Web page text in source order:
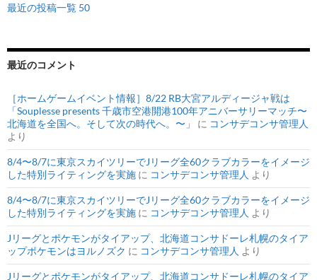
最近の投稿一覧 50
最近のコメント
［ホームゲームイベント情報］8/22 RB大宮アルディージャ戦は
「Souplesse presents 千歳市空港開港100年アニバーサリーマッチ〜
北海道を全国へ。そして次の時代へ。〜」
に コンサデコンサ管理人
より
8/4〜8/7に東京スカイツリーでJリーグ全60クラブカラーをイメージ
した特別ライティングを実施 に コンサデコンサ管理人 より
8/4〜8/7に東京スカイツリーでJリーグ全60クラブカラーをイメージ
した特別ライティングを実施 に コンサデコンサ管理人 より
Jリーグとポケモンがタイアップ、北海道コンサドーレ札幌のタイア
ップポケモンはヨルノズク に コンサデコンサ管理人 より
Jリーグとポケモンがタイアップ、北海道コンサドーレ札幌のタイア